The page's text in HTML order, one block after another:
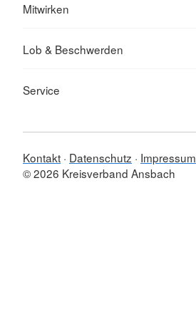
Mitwirken
Lob & Beschwerden
Service
Kontakt Datenschutz
Impressum
© 2026 Kreisverband Ansbach